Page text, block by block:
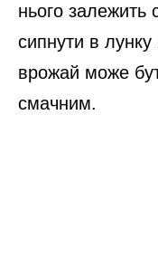
нього залежить
сипнути в
врожай може
смачним.